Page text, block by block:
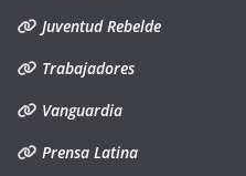
Juventud Rebelde
Trabajadores
Vanguardia
Prensa Latina